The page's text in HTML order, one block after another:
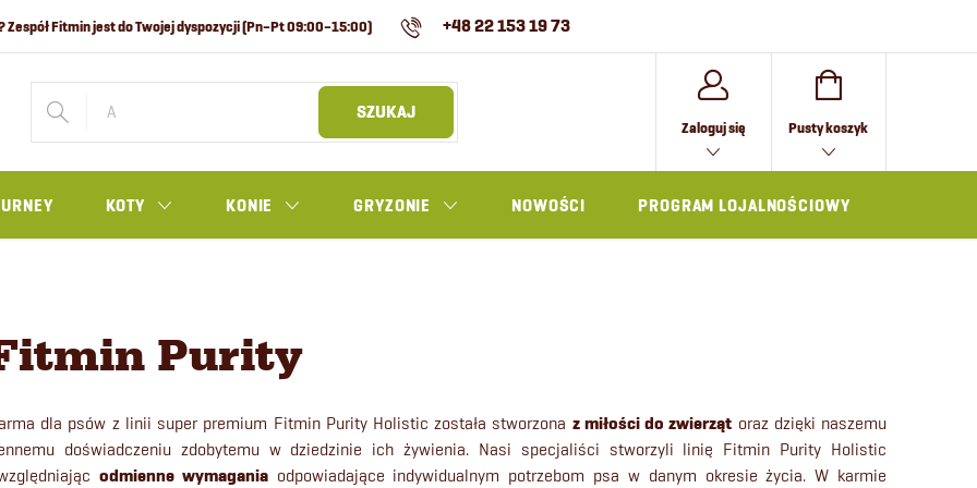
+48 22 153 19 73
SZUKAJ
Zaloguj się KOSZYK
Pusty koszyk
KOTY KONIE GRYZONIE NOWOŚCI PROGRAM LOJALNOŚCIOWY
Purity
dla psów z linii super premium Fitmin Purity Holistic została stworzona z miłości do zwierząt oraz dzięki naszemu
doświadczeniu zdobytemu w dziedzinie ich żywienia. Nasi specjaliści stworzyli linię Fitmin Purity Holistic
odmienne wymaganiaodpowiadające indywidualnym potrzebom psa w danym okresie życia. W karmie